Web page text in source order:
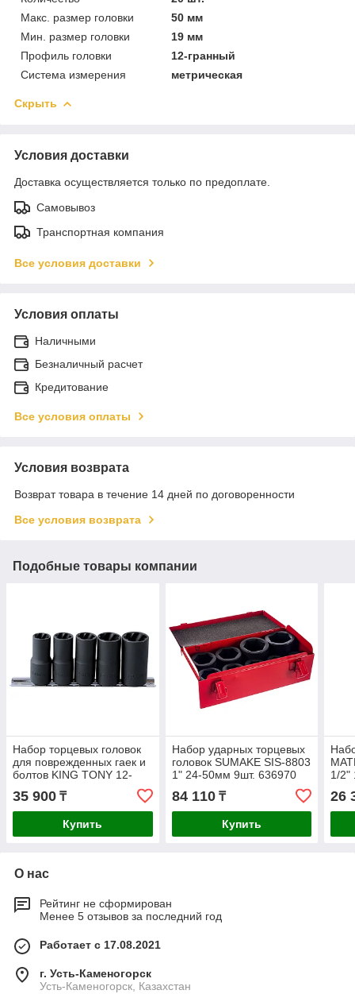
Макс. размер головки
50 мм
Мин. размер головки
19 мм
Профиль головки
12-гранный
Система измерения
метрическая
Скрыть
Условия доставки
Доставка осуществляется только по предоплате.
Самовывоз
Транспортная компания
Все условия доставки
Условия оплаты
Наличными
Безналичный расчет
Кредитование
Все условия оплаты
Условия возврата
Возврат товара в течение 14 дней по договоренности
Все условия возврата
Подобные товары компании
Набор торцевых головок
для поврежденных гаек и
болтов KING TONY 12-
19мм 5шт. 9TD035MR
35 900 ₸
Купить
Набор ударных торцевых
головок SUMAKE SIS-8803
1" 24-50мм 9шт. 636970
84 110₸
Купить
1/2"
26
О нас
Рейтинг не сформирован
Менее 5 отзывов за последний год
Работает с 17.08.2021
г. Усть-Каменогорск
Усть-Каменогорск, Казахстан